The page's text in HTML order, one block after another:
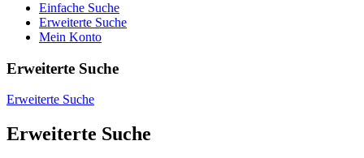
Einfache Suche
Erweiterte Suche
Mein Konto
Erweiterte Suche
Erweiterte Suche
Erweiterte Suche